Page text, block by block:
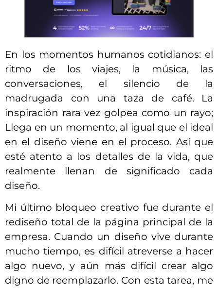
En los momentos humanos cotidianos: el
ritmo de los viajes, la música, las
conversaciones, el silencio de la
madrugada con una taza de café. La
inspiración rara vez golpea como un rayo;
Llega en un momento, al igual que el ideal
en el diseño viene en el proceso. Así que
esté atento a los detalles de la vida, que
realmente llenan de significado cada
diseño.
Mi último bloqueo creativo fue durante el
rediseño total de la página principal de la
empresa. Cuando un diseño vive durante
mucho tiempo, es difícil atreverse a hacer
algo nuevo, y aún más difícil crear algo
digno de reemplazarlo. Con esta tarea, me